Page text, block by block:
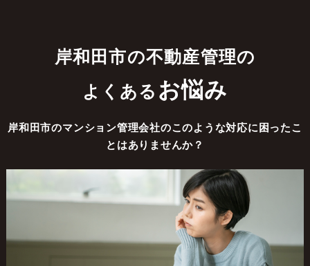
岸和田市の不動産管理の
よくある お悩み
岸和田市のマンション管理会社のこのような対応に困ったこ
とはありませんか？